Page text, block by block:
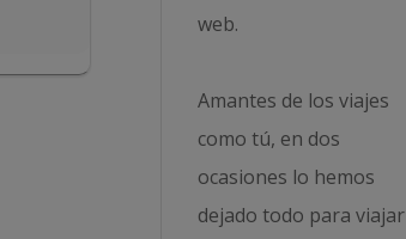
web.
Amantes de los viajes
como tú, en dos
ocasiones lo hemos
dejado todo para viajar